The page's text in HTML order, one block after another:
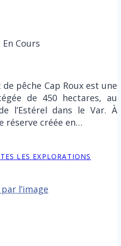
En Cours
pêche Cap Roux est une
de 450 hectares, au
l’Estérel dans le Var. À
réserve créée en…
LES EXPLORATIONS
l’image